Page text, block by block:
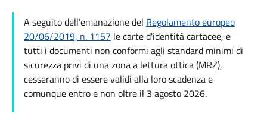
A seguito dell'emanazione del Regolamento europeo
20/06/2019, n. 1157 le carte d'identità cartacee, e
tutti i documenti non conformi agli standard minimi di
sicurezza privi di una zona a lettura ottica (MRZ),
cesseranno di essere validi alla loro scadenza e
comunque entro e non oltre il 3 agosto 2026.